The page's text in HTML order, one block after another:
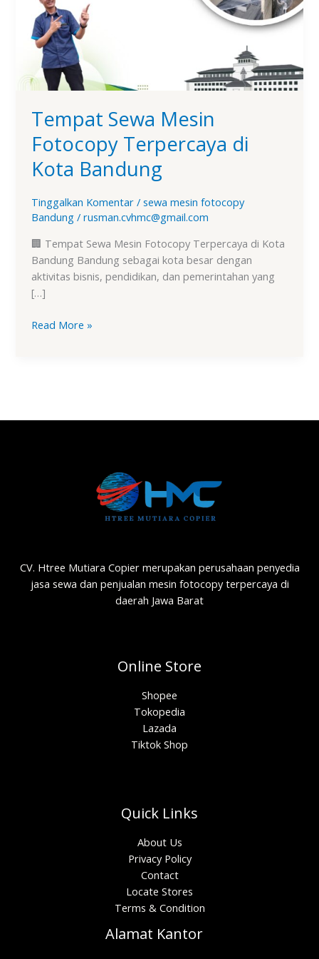
Tempat Sewa Mesin
Fotocopy Terpercaya di
Kota Bandung
Tinggalkan Komentar /sewa mesin fotocopy
Bandung /rusman.cvhmc@gmail.com
🏢 Tempat Sewa Mesin Fotocopy Terpercaya di Kota
Bandung Bandung sebagai kota besar dengan
aktivitas bisnis, pendidikan, dan pemerintahan yang
[…]
Kota
Bandung
Read More »
CV. Htree Mutiara Copier merupakan perusahaan penyedia
jasa sewa dan penjualan mesin fotocopy terpercaya di
daerah Jawa Barat
Online Store
Shopee
Tokopedia
Lazada
Tiktok Shop
Quick Links
About Us
Privacy Policy
Contact
Locate Stores
Terms & Condition
Alamat Kantor